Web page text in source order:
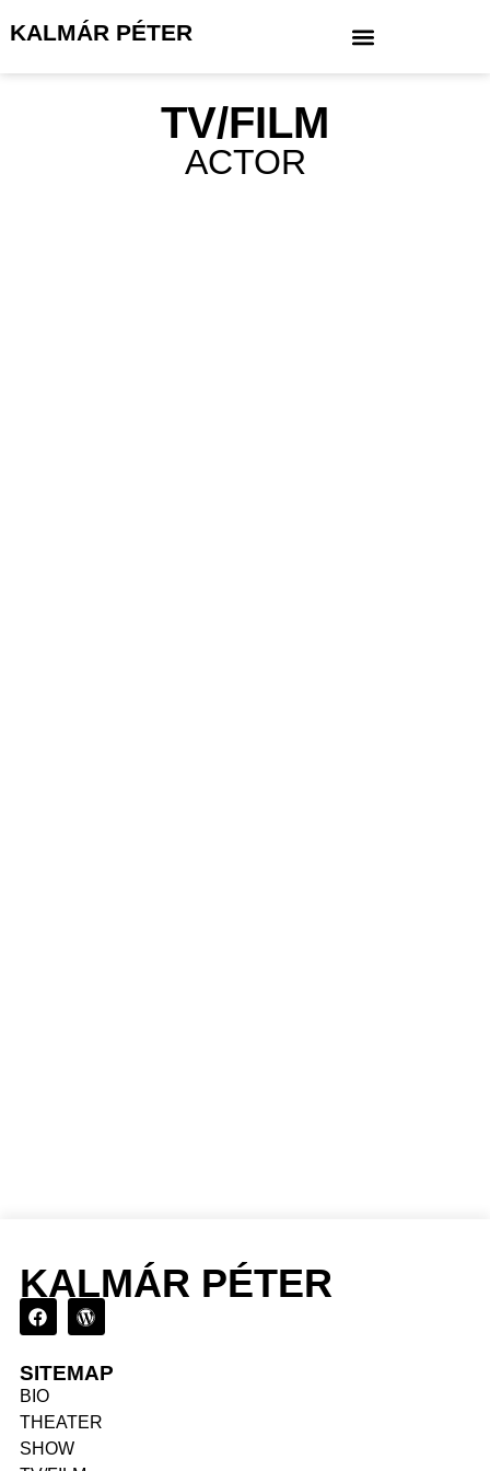
KALMÁR PÉTER
TV/FILM
ACTOR
KALMÁR PÉTER
SITEMAP
BIO
THEATER
SHOW